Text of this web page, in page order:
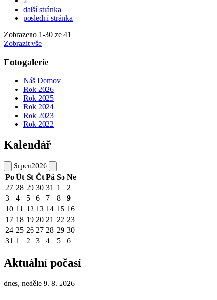
další stránka
poslední stránka
Zobrazeno 1-30 ze 41
Zobrazit vše
Fotogalerie
Náš Domov
Rok 2026
Rok 2025
Rok 2024
Rok 2023
Rok 2022
Kalendář
Srpen2026
Po Út St Čt Pá So Ne
27 28 29 30 31 1
2
3
4 5 6 7 8
9
10 11 12 13 14 15 16
17 18 19 20 21 22 23
24 25 26 27 28 29 30
31 1 2 3 4 5 6
Aktuální počasí
dnes, neděle 9. 8. 2026